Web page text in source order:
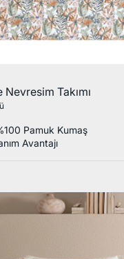
Nevresim Takımı
Pamuk Kumaş
Avantajı